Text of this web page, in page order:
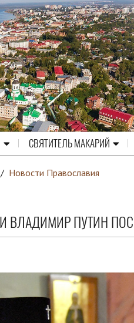
СВЯТИТЕЛЬ МАКАРИЙ
/ Новости Православия
ВЛАДИМИР ПУТИН